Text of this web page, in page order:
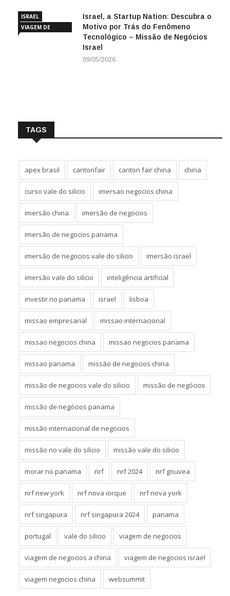
ISRAEL
VIAGEM DE
Israel, a Startup Nation: Descubra o
Motivo por Trás do Fenômeno
Tecnológico – Missão de Negócios
Israel
09/05/2026
TAGS
apex brasil cantonfair canton fair china china
curso vale do silicio imersao negocios china
imersão china imersão de negocios
imersão de negocios panama
imersão de negocios vale do silicio imersão israel
imersão vale do silicio inteligência artificial
investir no panama israel lisboa
missao empresarial missao internacional
missao negocios china missao negocios panama
missao panama missão de negocios china
missão de negocios vale do silicio missão de negócios
missão de negócios panama
missão internacional de negocios
missão no vale do silicio missão vale do silicio
morar no panama nrf nrf 2024 nrf gouvea
nrf new york nrf nova iorque nrf nova york
nrf singapura nrf singapura 2024 panama
portugal vale do silicio viagem de negocios
viagem de negocios a china viagem de negocios israel
viagem negocios china websummit